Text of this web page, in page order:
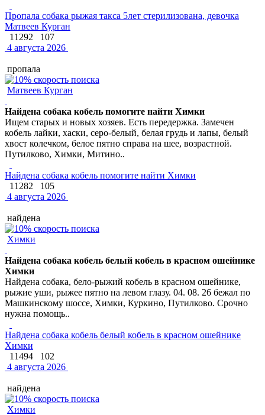
Пропала собака рыжая такса 5лет стерилизована, девочка
Матвеев Курган
11292
107
4 августа 2026
пропала
Матвеев Курган
Найдена собака кобель помогите найти Химки
Ищем старых и новых хозяев. Есть передержка. Замечен
кобель лайки, хаски, серо-белый, белая грудь и лапы, белый
хвост колечком, белое пятно справа на шее, возрастной.
Путилково, Химки, Митино..
Найдена собака кобель помогите найти Химки
11282
105
4 августа 2026
найдена
Химки
Найдена собака кобель белый кобель в красном ошейнике
Химки
Найдена собака, бело-рыжий кобель в красном ошейнике,
рыжие уши, рыжее пятно на левом глазу. 04. 08. 26 бежал по
Машкинскому шоссе, Химки, Куркино, Путилково. Срочно
нужна помощь..
Найдена собака кобель белый кобель в красном ошейнике
Химки
11494
102
4 августа 2026
найдена
Химки